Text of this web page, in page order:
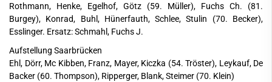
Rothmann, Henke, Egelhof, Götz (59. Müller), Fuchs Ch. (81.
Burgey), Konrad, Buhl, Hünerfauth, Schlee, Stulin (70. Becker),
Esslinger. Ersatz: Schmahl, Fuchs J.
Aufstellung Saarbrücken
Ehl, Dörr, Mc Kibben, Franz, Mayer, Kiczka (54. Tröster), Leykauf, De
Backer (60. Thompson), Ripperger, Blank, Steimer (70. Klein)